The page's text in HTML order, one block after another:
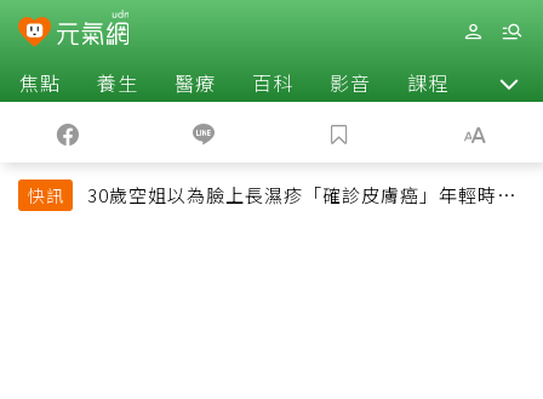
焦點 養生 醫療 百科 影音 課程 退休
快訊
30歲空姐以為臉上長濕疹「確診皮膚癌」年輕時一